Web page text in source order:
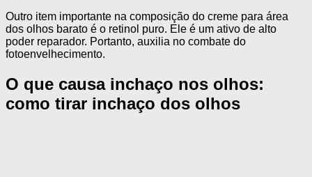
Outro item importante na composição do creme para área
dos olhos barato é o retinol puro. Ele é um ativo de alto
poder reparador. Portanto, auxilia no combate do
fotoenvelhecimento.
O que causa inchaço nos olhos:
como tirar inchaço dos olhos